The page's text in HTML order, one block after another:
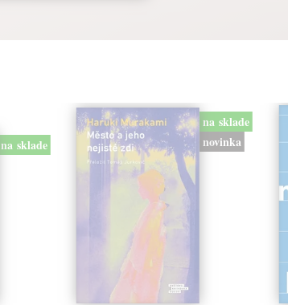
na sklade
na sklade
novinka